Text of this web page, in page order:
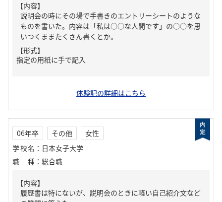
【内容】
説明会の時にその場で手書きのエントリーシートのような
ものを書いた。内容は「私は○○な人間です」の○○を思
いつくままたくさん書くとか。
【形式】
指定の用紙に手で記入
体験記の詳細はこちら
06年卒 その他
女性
学校名 ： 日本女子大学
職種 ： 総合職
【内容】
履歴書は特にないが、説明会のときに軽い自己紹介文など